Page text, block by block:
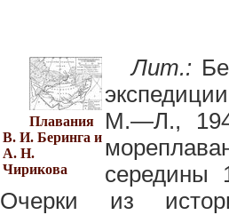
Плавания
В. И. Беринга и
А. Н.
Чирикова
Лит.:
М.—Л.,
Очерки из